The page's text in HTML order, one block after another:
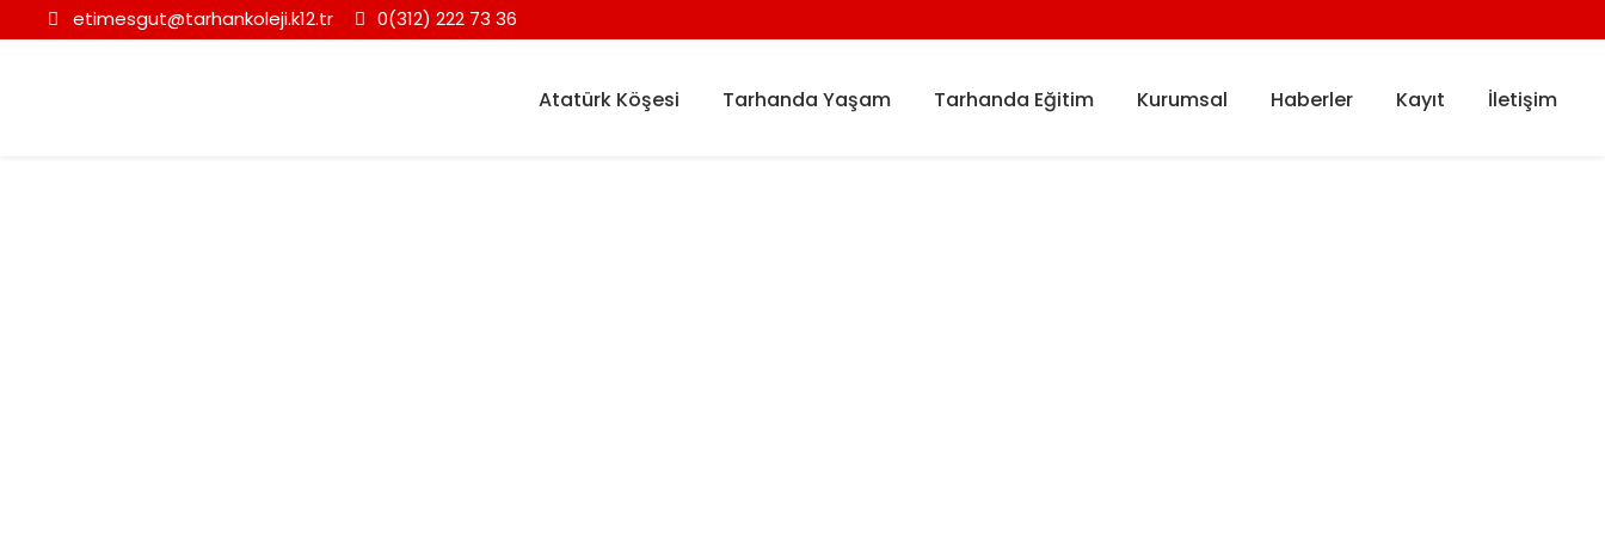
etimesgut@tarhankoleji.k12.tr 0(312) 222 73 36
Atatürk Köşesi Tarhanda Yaşam Tarhanda Eğitim Kurumsal Haberler Kayıt İletişim